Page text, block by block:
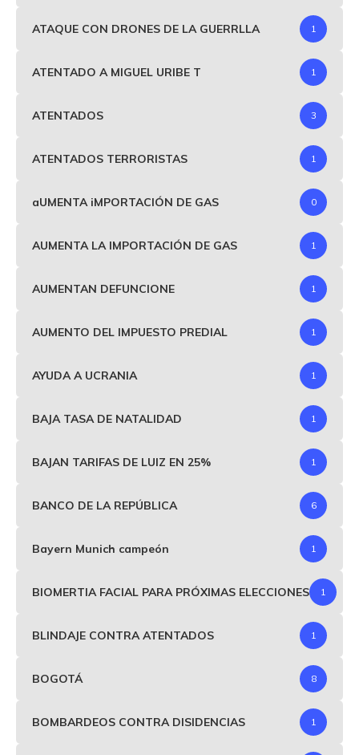
ATAQUE CON DRONES DE LA GUERRLLA 1
ATENTADO A MIGUEL URIBE T 1
ATENTADOS 3
ATENTADOS TERRORISTAS 1
aUMENTA iMPORTACIÓN DE GAS 0
AUMENTA LA IMPORTACIÓN DE GAS 1
AUMENTAN DEFUNCIONE 1
AUMENTO DEL IMPUESTO PREDIAL 1
AYUDA A UCRANIA 1
BAJA TASA DE NATALIDAD 1
BAJAN TARIFAS DE LUIZ EN 25% 1
BANCO DE LA REPÚBLICA 6
Bayern Munich campeón 1
BIOMERTIA FACIAL PARA PRÓXIMAS ELECCIONES 1
BLINDAJE CONTRA ATENTADOS 1
BOGOTÁ 8
BOMBARDEOS CONTRA DISIDENCIAS 1